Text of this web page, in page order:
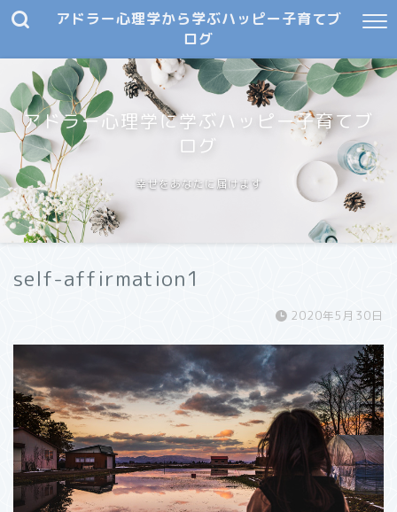
アドラー心理学から学ぶハッピー子育てブ
ログ
アドラー心理学に学ぶハッピー子育てブ
ログ
幸せをあなたに届けます
self-affirmation1
2020年5月30日